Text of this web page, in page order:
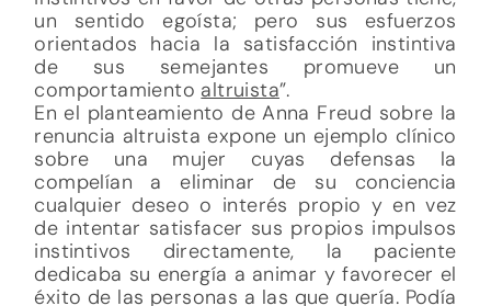
un sentido egoísta; pero sus esfuerzos
orientados hacia la satisfacción instintiva
de sus semejantes promueve un
comportamiento altruista”.
En el planteamiento de Anna Freud sobre la
renuncia altruista expone un ejemplo clínico
sobre una mujer cuyas defensas la
compelían a eliminar de su conciencia
cualquier deseo o interés propio y en vez
de intentar satisfacer sus propios impulsos
instintivos directamente, la paciente
dedicaba su energía a animar y favorecer el
éxito de las personas a las que quería. Podía